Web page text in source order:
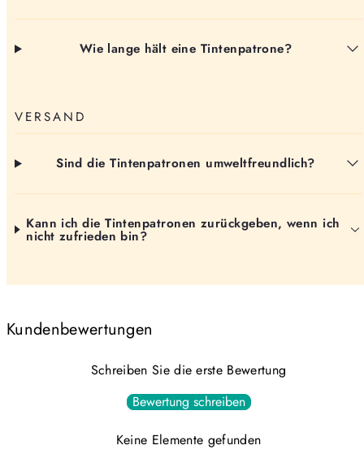
Wie lange hält eine Tintenpatrone?
VERSAND
Sind die Tintenpatronen umweltfreundlich?
Kann ich die Tintenpatronen zurückgeben, wenn ich
nicht zufrieden bin?
Kundenbewertungen
Schreiben Sie die erste Bewertung
Bewertung schreiben
Keine Elemente gefunden